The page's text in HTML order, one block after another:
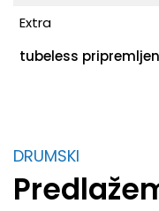
Extra
tubeless
DRUMSKI